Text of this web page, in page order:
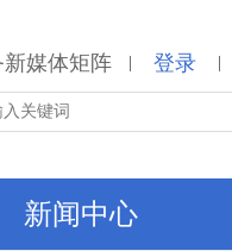
新媒体矩阵 | 登录 |
新闻中心